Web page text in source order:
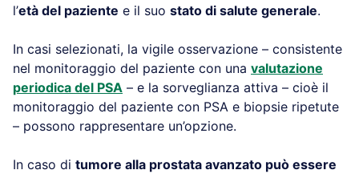
l’età del paziente e il suo stato di salute generale.
In casi selezionati, la vigile osservazione – consistente
nel monitoraggio del paziente con una valutazione
periodica del PSA – e la sorveglianza attiva – cioè il
monitoraggio del paziente con PSA e biopsie ripetute
– possono rappresentare un’opzione.
In caso di tumore alla prostata avanzato può essere